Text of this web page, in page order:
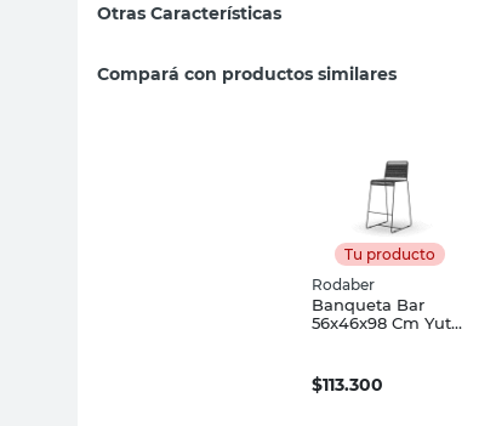
Otras Características
Compará con productos similares
Tu producto
Rodaber
Banqueta Bar
56x46x98 Cm Yute
$113.300